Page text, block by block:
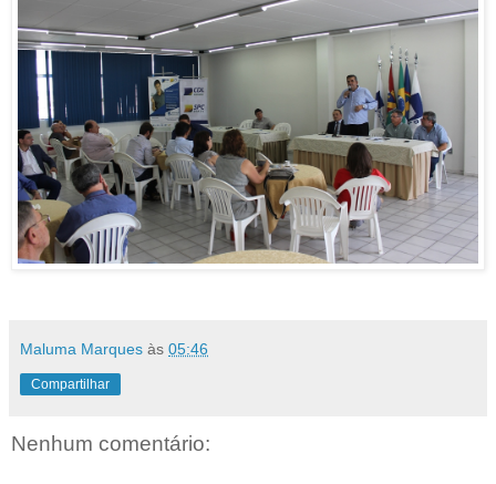
Maluma Marques às 05:46
Compartilhar
Nenhum comentário: